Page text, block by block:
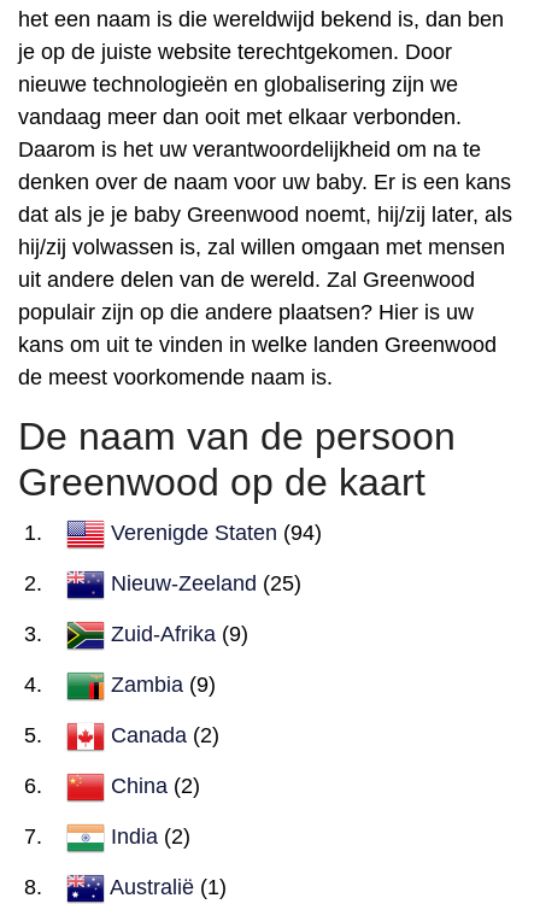
het een naam is die wereldwijd bekend is, dan ben
je op de juiste website terechtgekomen. Door
nieuwe technologieën en globalisering zijn we
vandaag meer dan ooit met elkaar verbonden.
Daarom is het uw verantwoordelijkheid om na te
denken over de naam voor uw baby. Er is een kans
dat als je je baby Greenwood noemt, hij/zij later, als
hij/zij volwassen is, zal willen omgaan met mensen
uit andere delen van de wereld. Zal Greenwood
populair zijn op die andere plaatsen? Hier is uw
kans om uit te vinden in welke landen Greenwood
de meest voorkomende naam is.
De naam van de persoon
Greenwood op de kaart
Verenigde Staten (94)
Nieuw-Zeeland (25)
Zuid-Afrika (9)
Zambia (9)
Canada (2)
China (2)
India (2)
Australië (1)